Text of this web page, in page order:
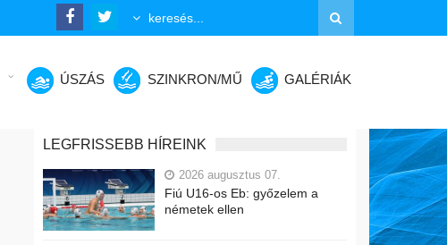
ÚSZÁS SZINKRON/MŰ GALÉRIÁK
LEGFRISSEBB HÍREINK
2026 augusztus 07.
Fiú U16-os Eb: győzelem a
németek ellen